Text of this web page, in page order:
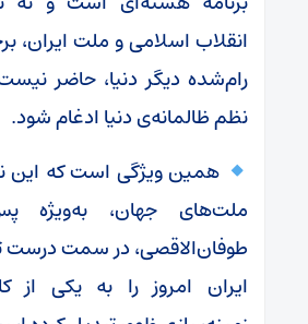
انقلاب اسلامی و ملت ایران،
رام‌شده دیگر دنیا، حاضر
نظم ظالمانه‌‌ی دنیا ادغام شود.
همین ویژگی است که این
ملت‌های جهان، به‌ویژه
طوفان‌الاقصی، در سمت درست
ایران امروز را به یکی از